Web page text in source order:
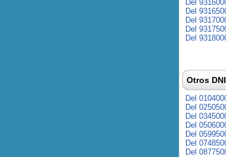
Del
Del
Del
Del
Del
Otros
Del
Del
Del
Del
Del
Del
Del